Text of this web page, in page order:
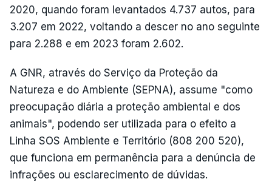
2020, quando foram levantados 4.737 autos, para
3.207 em 2022, voltando a descer no ano seguinte
para 2.288 e em 2023 foram 2.602.
A GNR, através do Serviço da Proteção da
Natureza e do Ambiente (SEPNA), assume "como
preocupação diária a proteção ambiental e dos
animais", podendo ser utilizada para o efeito a
Linha SOS Ambiente e Território (808 200 520),
que funciona em permanência para a denúncia de
infrações ou esclarecimento de dúvidas.